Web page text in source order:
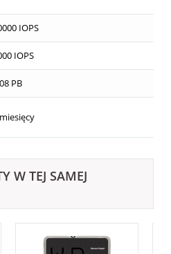
IOPS
IOPS
PB
W TEJ SAMEJ